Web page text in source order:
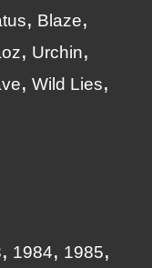
Blaze
Urchin
Wild Lies
1984
1985